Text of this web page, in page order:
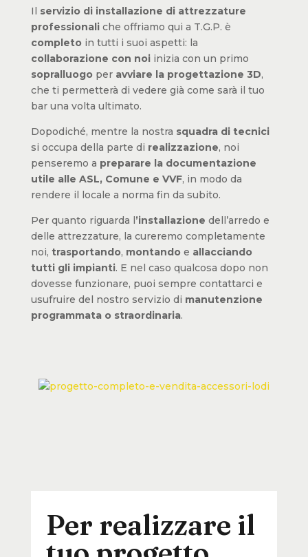
Il servizio di installazione di attrezzature
professionaliche offriamo qui a T.G.P. è
completo in tutti i suoi aspetti: la
collaborazione con noiinizia con un primo
sopralluogo per avviare la progettazione 3D,
che ti permetterà di vedere già come sarà il tuo
bar una volta ultimato.
Dopodiché, mentre la nostra squadra di tecnici
si occupa della parte di realizzazione, noi
penseremo a preparare la documentazione
utile alle ASL, Comune e VVF, in modo da
rendere il locale a norma fin da subito.
Per quanto riguarda l’installazione dell’arredo e
delle attrezzature, la cureremo completamente
noi, trasportando, montando e allacciando
tutti gli impianti. E nel caso qualcosa dopo non
dovesse funzionare, puoi sempre contattarci e
usufruire del nostro servizio di manutenzione
programmata o straordinaria.
Per realizzare il